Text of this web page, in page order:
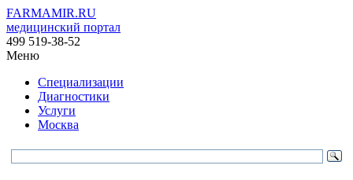
FARMAMIR.RU
медицинский портал
499 519-38-52
Меню
Специализации
Диагностики
Услуги
Москва